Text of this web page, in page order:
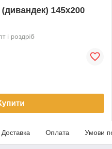
145х200
і роздріб
Доставка Оплата Умови